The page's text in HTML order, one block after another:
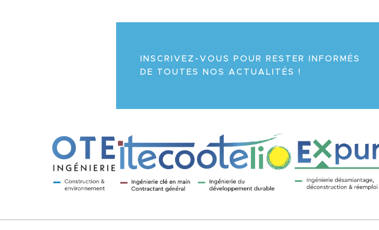
INSCRIVEZ-VOUS POUR RESTER INFORMÉS
DE TOUTES NOS ACTUALITÉS !